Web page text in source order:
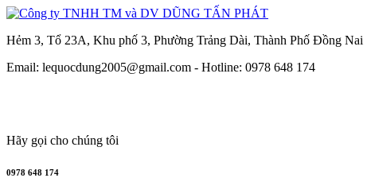
Hẻm 3, Tổ 23A, Khu phố 3, Phường Trảng Dài, Thành Phố Đồng Nai
Email: lequocdung2005@gmail.com - Hotline: 0978 648 174
Hãy gọi cho chúng tôi
0978 648 174